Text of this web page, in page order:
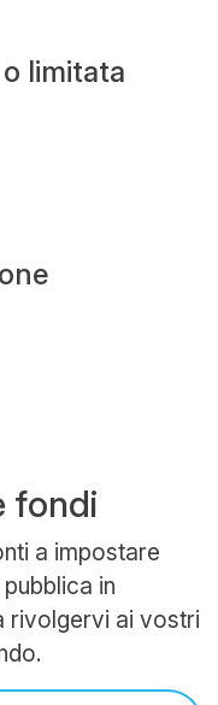
limitata
fondi
a impostare
in
rivolgervi ai vostri